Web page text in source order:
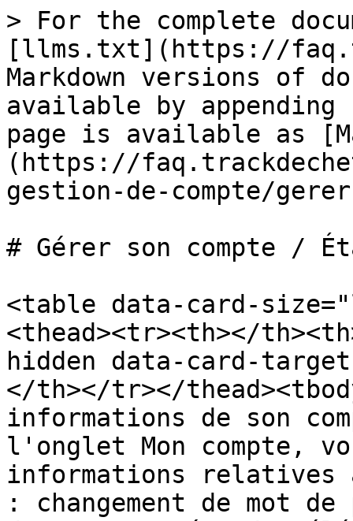
> For the complete
[llms.txt](https://
Markdown versions of
available by
page is available as
(https://
gestion-de-compte/
# Gérer son compte /
<table data-card-
<thead><tr><th></
hidden data-card-
</th></tr></
informations de son
l'onglet Mon compte,
informations relatives
: changement de mot